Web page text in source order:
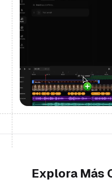
Explora Más